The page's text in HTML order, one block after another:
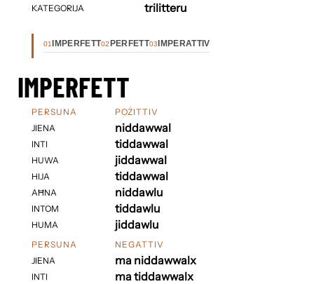
KATEGORIJA
trilitteru
01 IMPERFETT02 PERFETT03 IMPERATTIV
IMPERFETT
PERSUNA
JIENA
INTI
HUWA
HIJA
AĦNA
INTOM
HUMA
POŻITTIV
niddawwal
tiddawwal
jiddawwal
tiddawwal
niddawlu
tiddawlu
jiddawlu
PERSUNA
JIENA
INTI
NEGATTIV
ma niddawwalx
ma tiddawwalx